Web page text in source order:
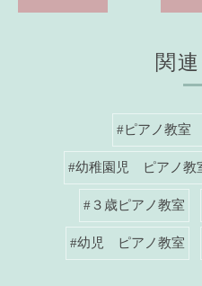
関
#ピアノ教室
#幼稚園児 ピアノ教
#３歳ピアノ教室
#幼児 ピアノ教室